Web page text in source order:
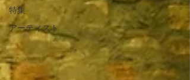
特集
アーティスト